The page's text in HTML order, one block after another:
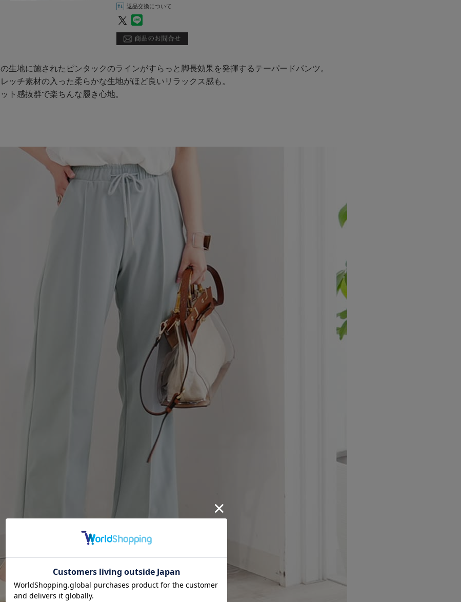
返品交換について
生地に施されたピンタックのラインがすらっと脚長効果を発揮するテーパードパンツ。
ッチ素材の入った柔らかな生地がほど良いリラックス感も。
ト感抜群で楽ちんな履き心地。